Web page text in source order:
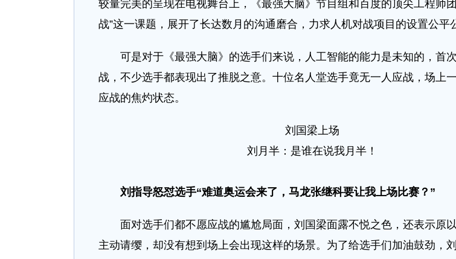
较量完美的呈现在电视舞台上，《最强大脑》节目组和百度的顶尖工程师
战”这一课题，展开了长达数月的沟通磨合，力求人机对战项目的设置公平
可是对于《最强大脑》的选手们来说，人工智能的能力是未知的，首
战，不少选手都表现出了推脱之意。十位名人堂选手竟无一人应战，场上
应战的焦灼状态。
刘国梁上场
刘月半：是谁在说我月半！
刘指导怒怼选手“难道奥运会来了，马龙张继科要让我上场比赛？”
面对选手们都不愿应战的尴尬局面，刘国梁面露不悦之色，还表示原
主动请缨，却没有想到场上会出现这样的场景。为了给选手们加油鼓劲，